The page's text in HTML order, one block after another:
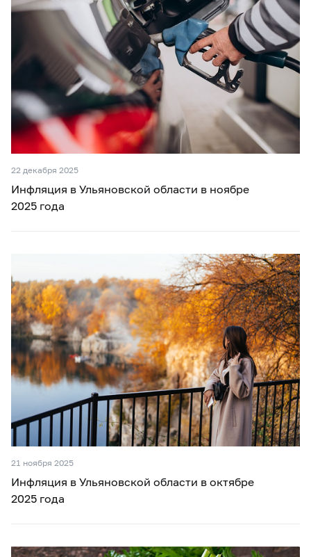
22 декабря 2025
Инфляция в Ульяновской области в ноябре
2025 года
21 ноября 2025
Инфляция в Ульяновской области в октябре
2025 года